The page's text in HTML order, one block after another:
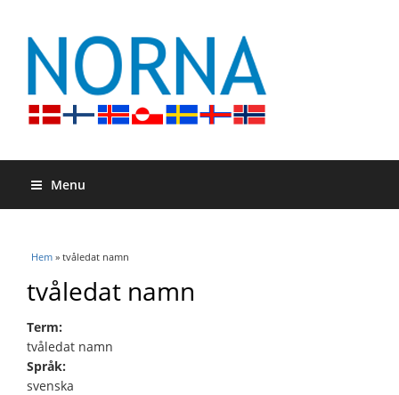
Menu
Du är här
Hem » tvåledat namn
tvåledat namn
Term:
tvåledat namn
Språk:
svenska